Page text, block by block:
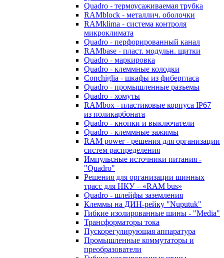
Quadro - термоусаживаемая трубка
RAMblock - металлич. оболочки
RAMklima - система контроля
микроклимата
Quadro - перфорированный канал
RAMbase - пласт. модульн. щитки
Quadro - маркировка
Quadro - клеммные колодки
Conchiglia - шкафы из фибергласа
Quadro - промышленные разъемы
Quadro - хомуты
RAMbox - пластиковые корпуса IP67
из поликарбоната
Quadro - кнопки и выключатели
Quadro - клеммные зажимы
RAM power - решения для организации
систем распределения
Импульсные источники питания -
"Quadro"
Решения для организации шинных
трасс для НКУ – «RAM bus»
Quadro - шлейфы заземления
Клеммы на ДИН-рейку "Nuputuk"
Гибкие изолированные шины - "Media"
Трансформаторы тока
Пускорегулирующая аппаратура
Промышленные коммутаторы и
преобразователи